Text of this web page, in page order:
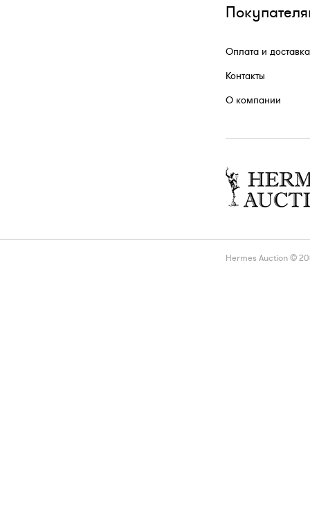
Оплата и доставка
Контакты
О компании
Hermes Auction ©